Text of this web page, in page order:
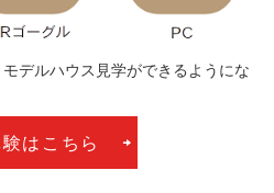
デルハウス見学ができるようにな
はこちら